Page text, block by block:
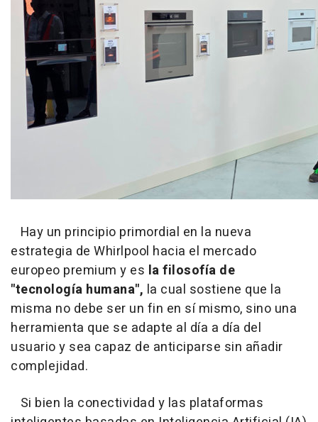
Hay un principio primordial en la nueva
estrategia de Whirlpool hacia el mercado
europeo premium y es la filosofía de
"tecnología humana", la cual sostiene que la
misma no debe ser un fin en sí mismo, sino una
herramienta que se adapte al día a día del
usuario y sea capaz de anticiparse sin añadir
complejidad.
Si bien la conectividad y las plataformas